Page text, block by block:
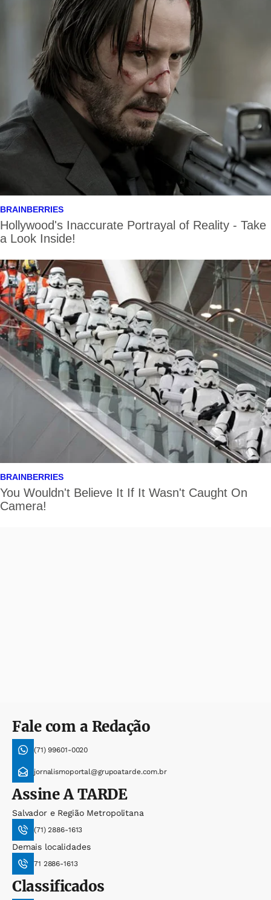
Fale com a Redação
(71) 99601-0020
jornalismoportal@grupoatarde.com.br
AssineA TARDE
Salvador e Região Metropolitana
(71) 2886-1613
Demais localidades
71 2886-1613
Classificados